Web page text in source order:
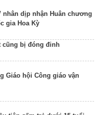
nhân dịp nhận Huân chương
gia Hoa Kỳ
cũng bị đóng đinh
Giáo hội Công giáo vận